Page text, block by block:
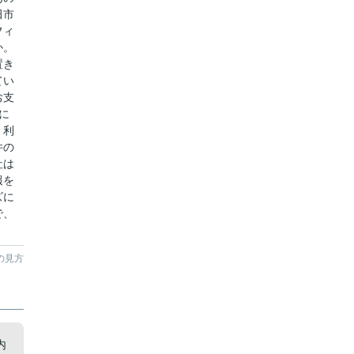
市
い
支
の
は
を
見方